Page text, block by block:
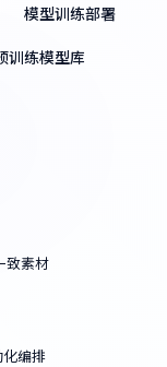
模型训练部署
训练模型库
致素材
编排